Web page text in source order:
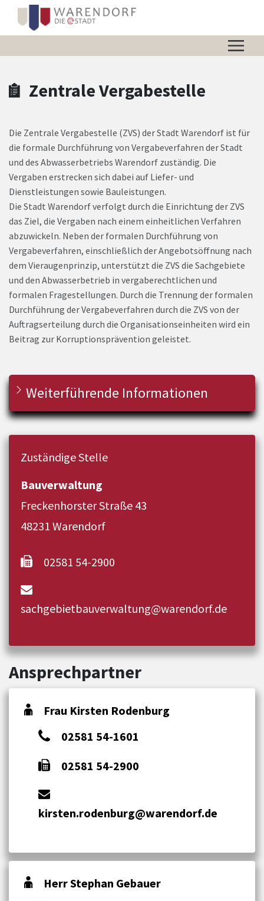
Zum Header
Zum Hauptinhalt
Zum Footer
Zum Hauptinhalt springen
Zentrale Vergabestelle
Die Zentrale Vergabestelle (ZVS) der Stadt Warendorf ist für
die formale Durchführung von Vergabeverfahren der Stadt
und des Abwasserbetriebs Warendorf zuständig. Die
Vergaben erstrecken sich dabei auf Liefer- und
Dienstleistungen sowie Bauleistungen.
Die Stadt Warendorf verfolgt durch die Einrichtung der ZVS
das Ziel, die Vergaben nach einem einheitlichen Verfahren
abzuwickeln. Neben der formalen Durchführung von
Vergabeverfahren, einschließlich der Angebotsöffnung nach
dem Vieraugenprinzip, unterstützt die ZVS die Sachgebiete
und den Abwasserbetrieb in vergaberechtlichen und
formalen Fragestellungen. Durch die Trennung der formalen
Durchführung der Vergabeverfahren durch die ZVS von der
Auftragserteilung durch die Organisationseinheiten wird ein
Beitrag zur Korruptionsprävention geleistet.
Weiterführende Informationen
Zuständige Stelle
Bauverwaltung
Freckenhorster Straße 43
48231 Warendorf
02581 54-2900
sachgebietbauverwaltung@warendorf.de
Ansprechpartner
Frau Kirsten Rodenburg
02581 54-1601
02581 54-2900
kirsten.rodenburg@warendorf.de
Herr Stephan Gebauer